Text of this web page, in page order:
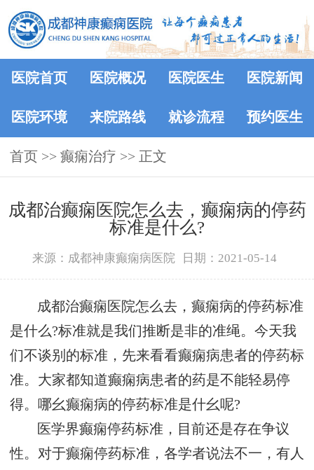
医院首页 医院概况 医院医生 医院新闻
医院环境 来院路线 就诊流程 预约医生
首页 >> 癫痫治疗 >> 正文
成都治癫痫医院怎么去，癫痫病的停药
标准是什么?
来源：成都神康癫痫病医院 日期：2021-05-14
成都治癫痫医院怎么去，癫痫病的停药标准
是什么?标准就是我们推断是非的准绳。今天我
们不谈别的标准，先来看看癫痫病患者的停药标
准。大家都知道癫痫病患者的药是不能轻易停
得。哪幺癫痫病的停药标准是什幺呢?
医学界癫痫停药标准，目前还是存在争议
性。对于癫痫停药标准，各学者说法不一，有人